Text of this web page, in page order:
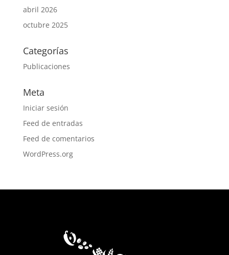
abril 2026
octubre 2025
Categorías
Publicaciones
Meta
Iniciar sesión
Feed de entradas
Feed de comentarios
WordPress.org